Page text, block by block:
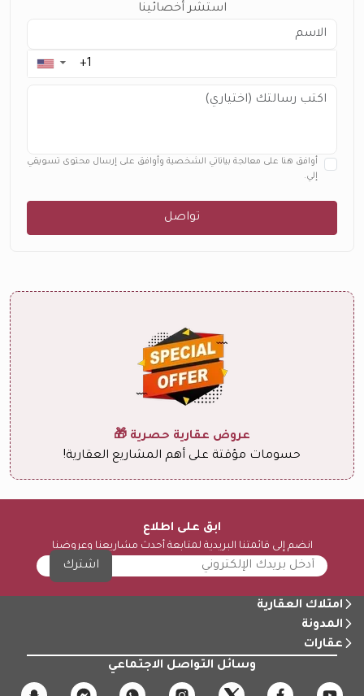
استشر أخصائينا
▼
أوافق هنا على معالجة بياناتي الشخصية وأوافق على إرسال محتوى تسويقي
إلي.
تواصل
عروض عقارية حصرية 🎁
حسومات مؤقتة على أهم المشاريع العقارية!
ابق على اطلاع
انضم إلى قائمتنا البريدية لمتابعة أحدث مشاريعنا وعروضنا
اشترك
امتلاك العقارية
المدونة
عقارات
وسائل التواصل الاجتماعي